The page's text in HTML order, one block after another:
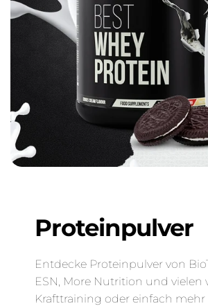
Proteinpulver
Entdecke Proteinpulver von
ESN, More Nutrition und vielen
Krafttraining oder einfach